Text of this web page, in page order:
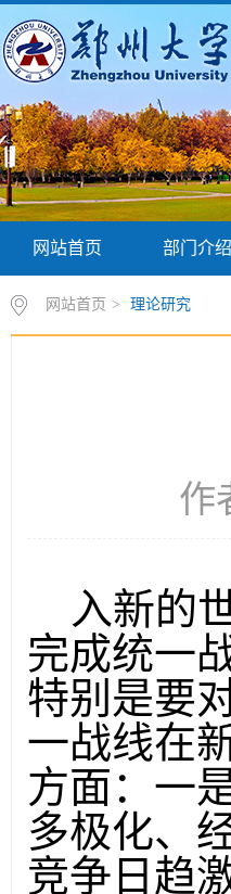
网站首页 部门介绍
网站首页 > 理论研究
作
入新的
完成统一
特别是要
一战线在
方面：一
多极化、
竞争日趋